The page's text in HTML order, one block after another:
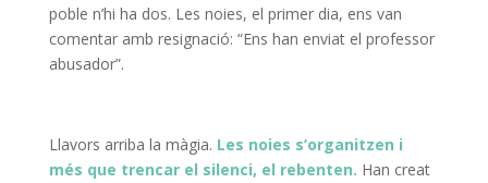
poble n’hi ha dos. Les noies, el primer dia, ens van
comentar amb resignació: “Ens han enviat el professor
abusador”.
Llavors arriba la màgia. Les noies s’organitzen i
més que trencar el silenci, el rebenten. Han creat